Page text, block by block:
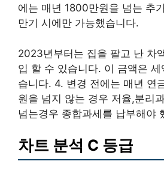
에는 매년 1800만원을 넘는 추
만기 시에만 가능했습니다.
2023년부터는 집을 팔고 난 차
입 할 수 있습니다. 이 금액은
습니다. 4. 변경 전에는 매년 연
원을 넘지 않는 경우 저율,분리
넘는경우 종합과세를 납부해야
차트 분석 C 등급